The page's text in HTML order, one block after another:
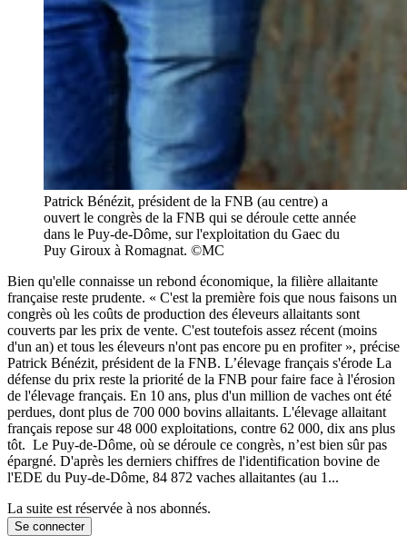
Patrick Bénézit, président de la FNB (au centre) a
ouvert le congrès de la FNB qui se déroule cette année
dans le Puy-de-Dôme, sur l'exploitation du Gaec du
Puy Giroux à Romagnat. ©MC
Bien qu'elle connaisse un rebond économique, la filière allaitante
française reste prudente. « C'est la première fois que nous faisons un
congrès où les coûts de production des éleveurs allaitants sont
couverts par les prix de vente. C'est toutefois assez récent (moins
d'un an) et tous les éleveurs n'ont pas encore pu en profiter », précise
Patrick Bénézit, président de la FNB. L’élevage français s'érode La
défense du prix reste la priorité de la FNB pour faire face à l'érosion
de l'élevage français. En 10 ans, plus d'un million de vaches ont été
perdues, dont plus de 700 000 bovins allaitants. L'élevage allaitant
français repose sur 48 000 exploitations, contre 62 000, dix ans plus
tôt. Le Puy-de-Dôme, où se déroule ce congrès, n’est bien sûr pas
épargné. D'après les derniers chiffres de l'identification bovine de
l'EDE du Puy-de-Dôme, 84 872 vaches allaitantes (au 1...
La suite est réservée à nos abonnés.
Se connecter